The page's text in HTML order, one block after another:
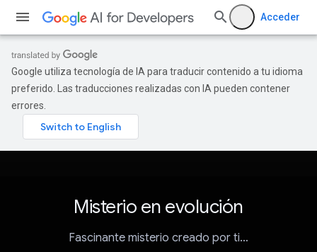
Acceder
Google utiliza tecnología de IA para traducir contenido a tu idioma
preferido. Las traducciones realizadas con IA pueden contener
errores.
Misterio en evolución
Fascinante misterio creado por ti…